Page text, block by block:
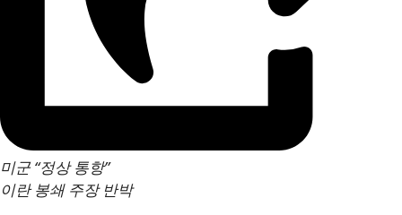
미군 “정상 통항”
이란 봉쇄 주장 반박